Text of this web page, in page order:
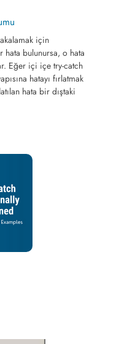
için
hata bulunursa, o hata
Eğer içi içe try-catch
hatayı fırlatmak
hata bir dıştaki